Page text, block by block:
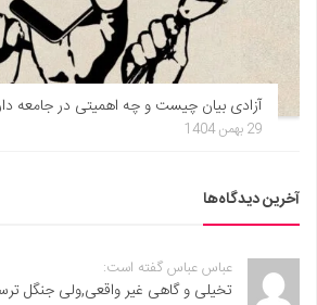
آزادی بیان چیست و چه اهمیتی در جامعه
29 بهمن 1404
آخرین دیدگاه‌ها
عباس عباس گفته است:
تخیلی و گاهی غیر واقعی,ولی جنگل